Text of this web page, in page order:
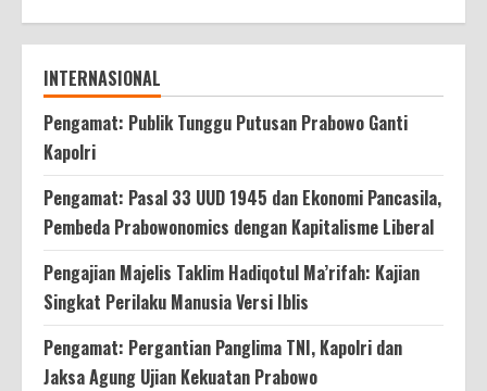
INTERNASIONAL
Pengamat: Publik Tunggu Putusan Prabowo Ganti
Kapolri
Pengamat: Pasal 33 UUD 1945 dan Ekonomi Pancasila,
Pembeda Prabowonomics dengan Kapitalisme Liberal
Pengajian Majelis Taklim Hadiqotul Ma’rifah: Kajian
Singkat Perilaku Manusia Versi Iblis
Pengamat: Pergantian Panglima TNI, Kapolri dan
Jaksa Agung Ujian Kekuatan Prabowo